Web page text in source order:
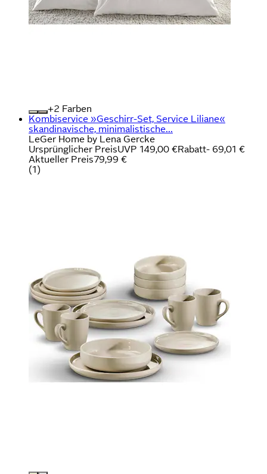
+
Farben
Kombiservice »Geschirr-Set, Service Liliane«
skandinavische, minimalistische...
LeGer Home by Lena Gercke
Ursprünglicher PreisUVP 149,00 €Rabatt- 69,01 €
Aktueller Preis79,99 €
(1)